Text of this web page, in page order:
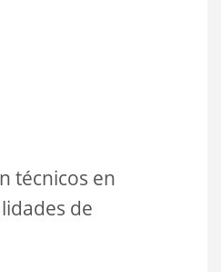
técnicos en
de